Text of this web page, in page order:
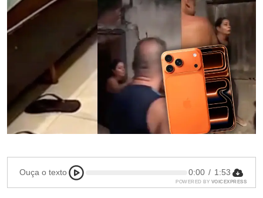
Ouça o texto 0:00 / 1:53
POWERED BY VOICEXPRESS